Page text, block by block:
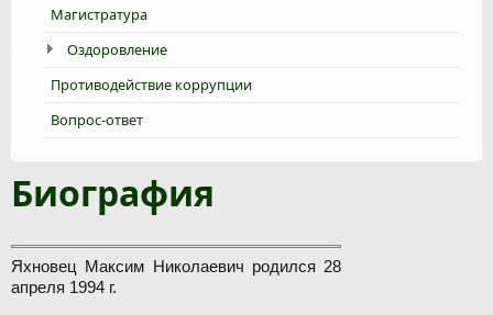
Магистратура
Оздоровление
Противодействие коррупции
Вопрос-ответ
Биография
Яхновец Максим Николаевич родился 28
апреля 1994 г.